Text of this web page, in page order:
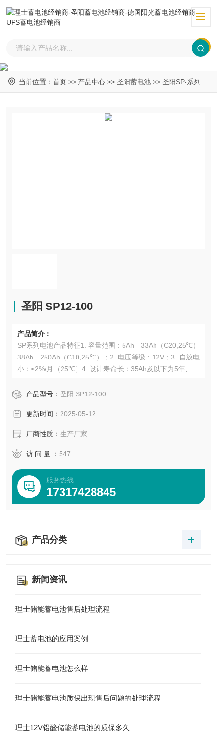
当前位置： 首页 >> 产品中心 >> 圣阳蓄电池 >> 圣阳SP-系列
圣阳 SP12-100
产品简介：
SP系列电池产品特征1. 容量范围：5Ah—33Ah（C20,25℃）
38Ah—250Ah（C10,25℃）；2. 电压等级：12V；3. 自放电
小：≤2%/月（25℃）4. 设计寿命长：35Ah及以下为5年、35
5℃。主要应用领域U
产品型号： 圣阳 SP12-100
更新时间： 2025-05-12
厂商性质： 生产厂家
访 问 量 ： 547
服务热线
17317428845
产品分类
新闻资讯
理士储能蓄电池售后处理流程
理士蓄电池的应用案例
理士储能蓄电池怎么样
理士储能蓄电池质保出现售后问题的处理流程
理士12V铅酸储能蓄电池的质保多久